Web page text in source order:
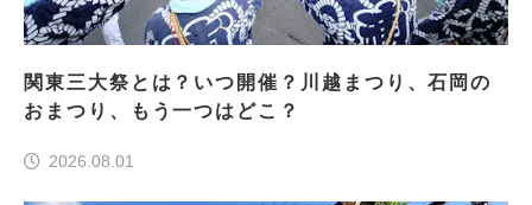
関東三大祭とは？いつ開催？川越まつり、石岡の
おまつり、もう一つはどこ？
2026.08.01